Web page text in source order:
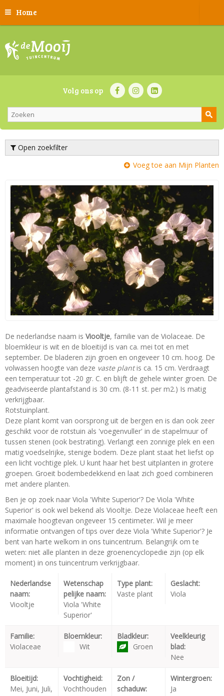
Home
Volg ons op
Open zoekfilter
Voeg toe aan Mijn Planten
De nederlandse naam is Viooltje, familie van de Violaceae. De
bloemkleur is wit en de bloeitijd is van ca. mei tot en met
september. De bladeren zijn groen en ongeveer 10 cm. hoog. De
volwassen hoogte van deze vaste plantis ca. 15 cm. Verdraagt
een temperatuur tot -20 gr. C. en blijft de gehele winter groen. De
geadviseerde plantafstand is 30 cm. (8-11 st. per m2.) Is matig
verkrijgbaar.
Rotstuinplant.
Deze plant komt van oorsprong uit de bergen en is dan ook zeer
geschikt voor de rotstuin als 'voegenvuller' in de stapelmuur of
tussen stenen (ook bestrating). Verlangt een zonnige plek en een
matig voedselrijke, stenige bodem. Deze plant staat het liefst op
een licht vochtige plek. U kunt haar het best uitplanten in grotere
groepen. Groeit bodembedekkend en laat zich goed combineren
met andere planten.
Ben je op zoek naar Viola 'White Superior'? De Viola 'White
Superior' is ook wel bekend als Viooltje. Deze Violaceae heeft een
maximale hoogtevan ongeveer 15 centimeter. Wil je meer
informatie ontvangen of tips over deze Viola 'White Superior'? Je
bent van harte welkom in ons tuincentrum. Belangrijk om te
weten: niet alle planten in deze groenencyclopedie zijn (op elk
moment) in ons tuincentrum verkrijgbaar.
Nederlandse
naam:
Viooltje
Wetenschap
pelijke naam:
Viola 'White
Superior'
Type plant:
Vaste plant
Geslacht:
Viola
Familie:
Violaceae
Bloemkleur:
Wit
Bladkleur:
Groen
Veelkleurig
blad:
Nee
Bloeitijd:
Mei, Juni, Juli,
Vochtigheid:
Vochthouden
Zon /
schaduw:
Wintergroen:
Ja